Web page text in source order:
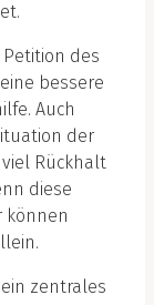
des
bessere
Auch
der
Rückhalt
diese
können
zentrales